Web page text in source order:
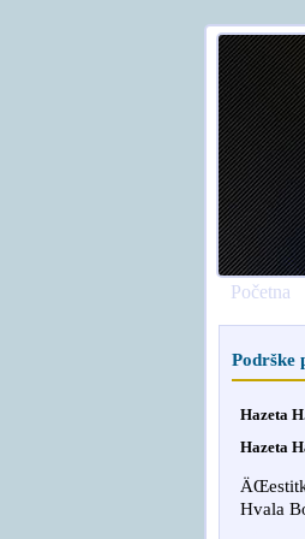
Početna
Podrške
Hazeta
Hazeta
Hvala